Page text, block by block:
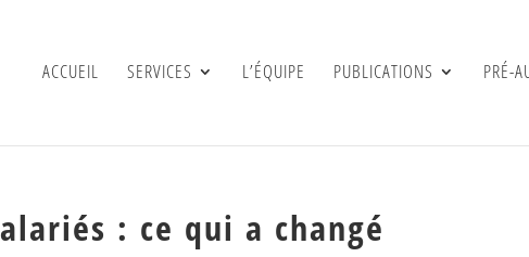
ACCUEIL SERVICES L’ÉQUIPE PUBLICATIONS PRÉ-
: ce qui a changé